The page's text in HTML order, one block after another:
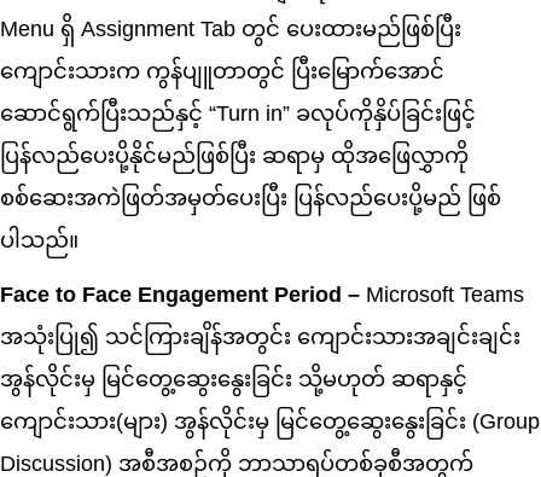
Menu ရှိ Assignment Tab တွင် ပေးထားမည်ဖြစ်ပြီး
ကျောင်းသားက ကွန်ပျူတာတွင် ပြီး‌မြောက်အောင်
ဆောင်ရွက်ပြီးသည်နှင့် “Turn in” ခလုပ်ကိုနှိပ်ခြင်းဖြင့်
ပြန်လည်ပေးပို့နိုင်မည်ဖြစ်ပြီး ဆရာမှ ထိုအဖြေလွှာကို
စစ်ဆေးအကဲဖြတ်အမှတ်ပေးပြီး ပြန်လည်ပေးပို့မည် ဖြစ်
ပါသည်။
Face to Face Engagement Period – Microsoft Teams
အသုံးပြု၍ သင်ကြားချိန်အတွင်း ကျောင်းသားအချင်းချင်း
အွန်လိုင်းမှ မြင်တွေ့ဆွေးနွေးခြင်း သို့မဟုတ် ဆရာနှင့်
ကျောင်းသား(များ) အွန်လိုင်းမှ မြင်တွေ့ဆွေးနွေးခြင်း (Group
Discussion) အစီအစဉ်ကို ဘာသာရပ်တစ်ခုစီအတွက်